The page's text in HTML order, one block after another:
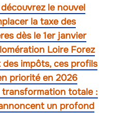
le nouvel
la taxe des
dès le 1er janvier
Loire Forez
impôts, ces profils
priorité en 2026
transformation totale :
un profond